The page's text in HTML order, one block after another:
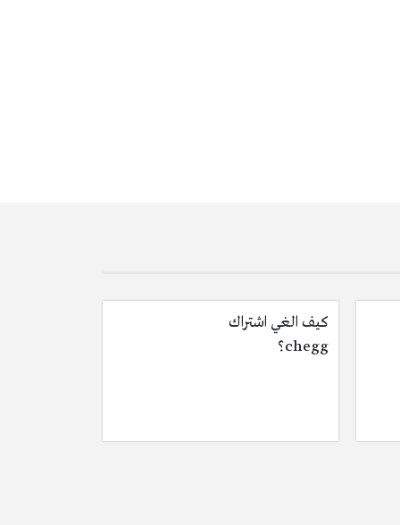
كيف الغي اشتراك
chegg؟